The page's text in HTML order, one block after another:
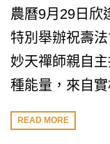
農曆9月29日欣
特別舉辦祝壽
妙天禪師親自
種能量，來自實
READ MORE